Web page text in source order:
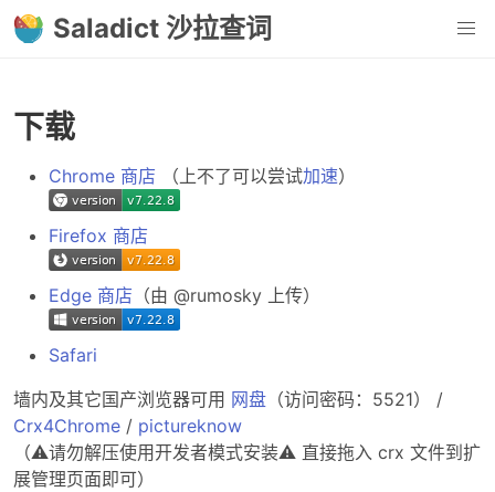
Saladict 沙拉查词
下载
Chrome 商店 （上不了可以尝试加速）
Firefox 商店
Edge 商店 （由 @rumosky 上传）
Safari
墙内及其它国产浏览器可用 网盘 （访问密码：5521） /
Crx4Chrome / pictureknow
（⚠️请勿解压使用开发者模式安装⚠️ 直接拖入 crx 文件到扩
展管理页面即可）